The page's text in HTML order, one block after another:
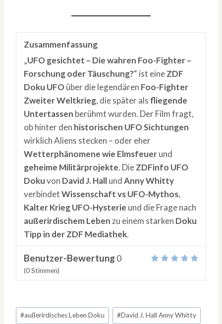
Zusammenfassung
„UFO gesichtet – Die wahren Foo-Fighter –
Forschung oder Täuschung?“ ist eineZDF
Doku UFO über die legendären Foo-Fighter
Zweiter Weltkrieg, die später als fliegende
Untertassen berühmt wurden. Der Film fragt,
ob hinter den historischen UFO Sichtungen
wirklich Aliens stecken – oder eher
Wetterphänomene wie Elmsfeuerund
geheime Militärprojekte. DieZDFinfo UFO
Dokuvon David J. HallundAnny Whitty
verbindetWissenschaft vs UFO-Mythos,
Kalter Krieg UFO-Hysterie und die Frage nach
außerirdischem Leben zu einem starken Doku
Tipp in der ZDF Mediathek.
Benutzer-Bewertung0
(0Stimmen)
Schlagworte:
#außerirdisches Leben Doku #David J. Hall Anny Whitty